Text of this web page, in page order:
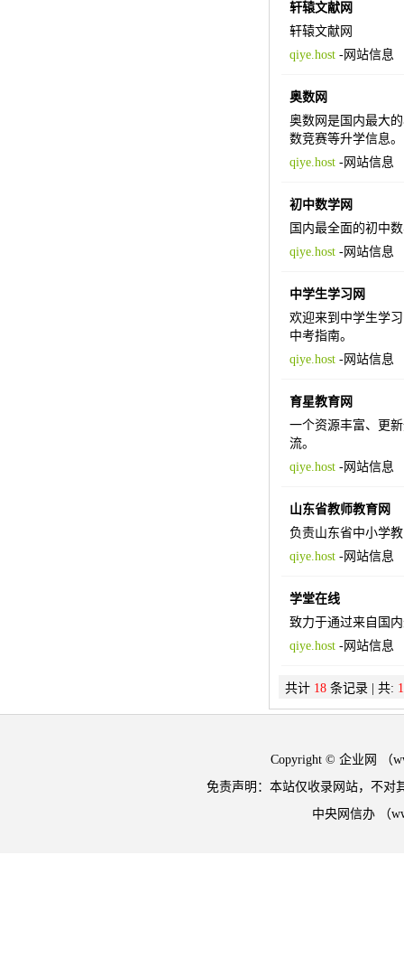
轩辕文献网
轩辕文献网
qiye.host-网站信息
奥数网
奥数网是国内最大
数竞赛等升学信息。
qiye.host-网站信息
初中数学网
国内最全面的初中
qiye.host-网站信息
中学生学习网
欢迎来到中学生学
中考指南。
qiye.host-网站信息
育星教育网
一个资源丰富、更
流。
qiye.host-网站信息
山东省教师教育网
负责山东省中小学
qiye.host-网站信息
学堂在线
致力于通过来自国
qiye.host-网站信息
共计 18条记录 | 共: 1
Copyright © 企业网 （
免责声明：本站仅收录网站，不对
中央网信办 （